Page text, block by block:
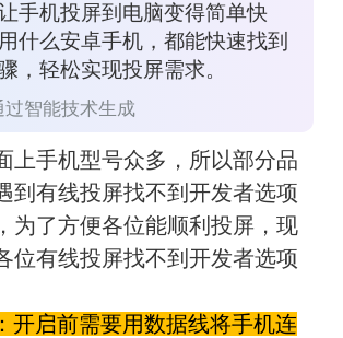
手机投屏到电脑变得简单快
什么安卓手机，都能快速找到
，轻松实现投屏需求。
智能技术生成
上手机型号众多，所以部分品
到有线投屏找不到开发者选项
为了方便各位能顺利投屏，现
位有线投屏找不到开发者选项
开启前需要用数据线将手机连